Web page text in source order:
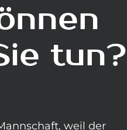
tun?
weil der